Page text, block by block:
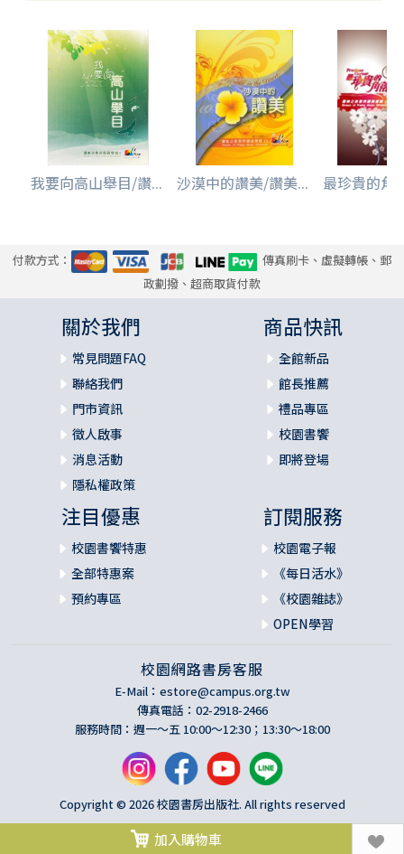
我要向高山舉目/讚... 沙漠中的讚美/讚美... 最珍貴的角
付款方式：
傳真刷卡、虛擬轉帳、郵
政劃撥、超商取貨付款
關於我們
常見問題FAQ
聯絡我們
門市資訊
徵人啟事
消息活動
隱私權政策
商品快訊
全館新品
館長推薦
禮品專區
校園書饗
即將登場
注目優惠
校園書饗特惠
全部特惠案
預約專區
訂閱服務
校園電子報
《每日活水》
《校園雜誌》
OPEN學習
校園網路書房客服
E-Mail： estore@campus.org.tw
傳真電話：02-2918-2466
服務時間：週一～五 10:00～12:30；13:30～18:00
Copyright © 2026 校園書房出版社. All rights reserved
加入購物車